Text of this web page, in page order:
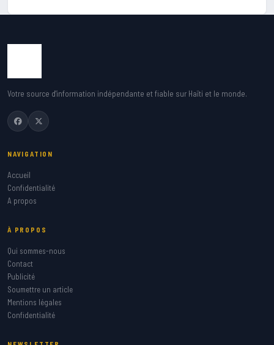
Votre source d'information indépendante et fiable sur Haïti et le monde.
NAVIGATION
Accueil
Confidentialité
A propos
À PROPOS
Qui sommes-nous
Contact
Publicité
Soumettre un article
Mentions légales
Confidentialité